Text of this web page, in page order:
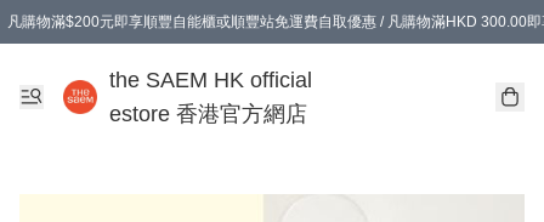
凡購物滿$200元即享順豐自能櫃或順豐站免運費自取優惠 / 凡購物滿HKD 300.00
the SAEM HK official
estore 香港官方網店